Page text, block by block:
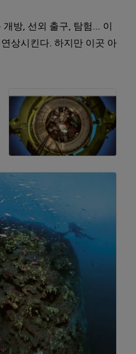
방, 선외 출구, 탐험… 이
상시킨다. 하지만 이곳 아